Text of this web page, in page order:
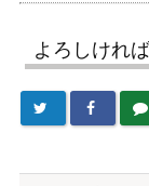
よろしけれ